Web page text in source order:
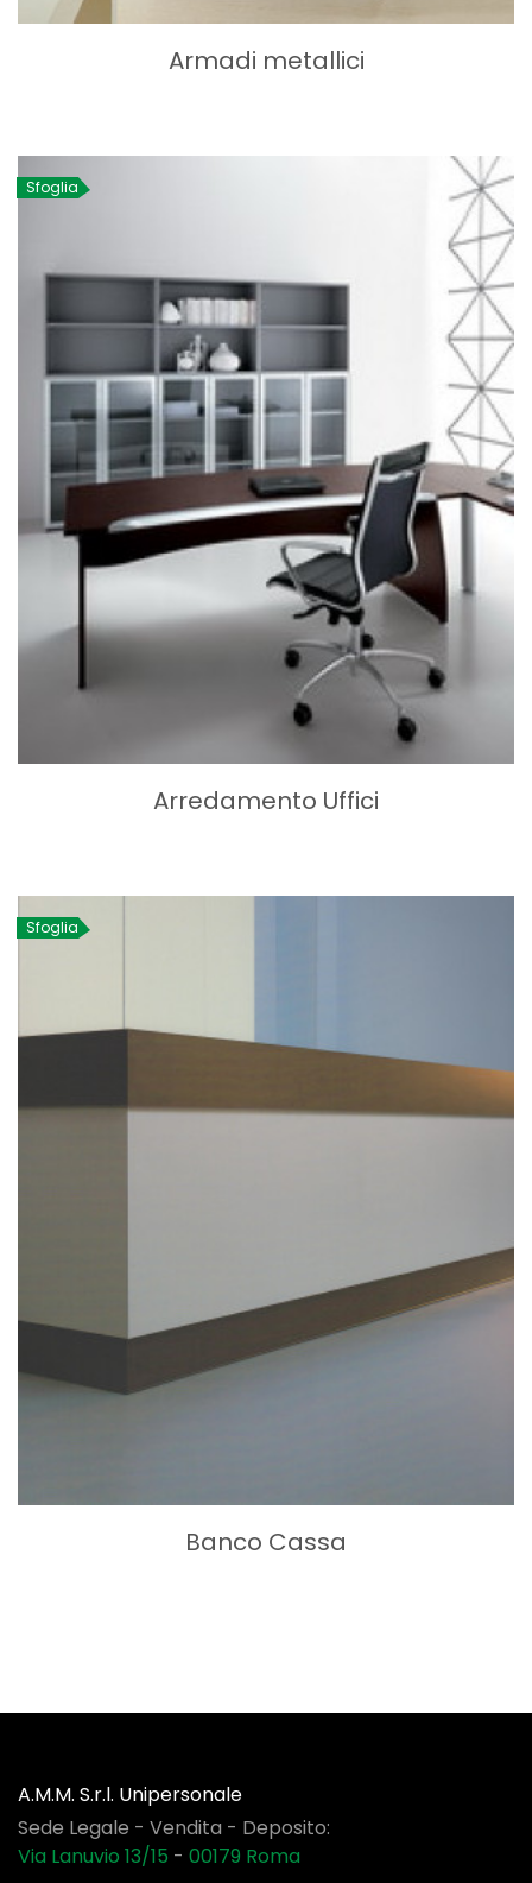
Armadi metallici
Arredamento Uffici
Sfoglia
Banco Cassa
Sfoglia
A.M.M. S.r.l. Unipersonale
Sede Legale - Vendita - Deposito:
Via Lanuvio 13/15 - 00179 Roma